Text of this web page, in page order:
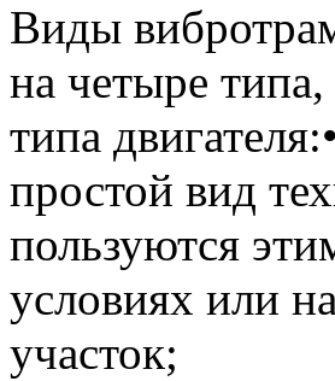
Виды
на четыре
типа
простой вид
пользуются
условиях или
участок;